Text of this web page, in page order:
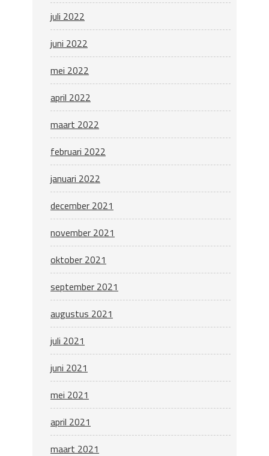
juli 2022
juni 2022
mei 2022
april 2022
maart 2022
februari 2022
januari 2022
december 2021
november 2021
oktober 2021
september 2021
augustus 2021
juli 2021
juni 2021
mei 2021
april 2021
maart 2021